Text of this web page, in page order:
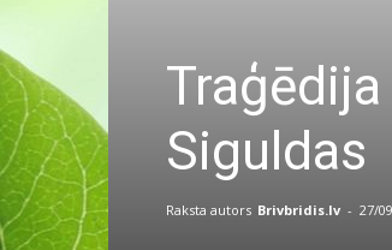
Siguldas
Raksta autors Brivbridis.lv - 27/